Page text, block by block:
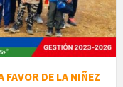
FAVOR DE LA NIÑEZ